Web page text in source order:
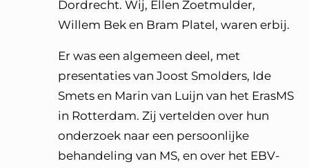
Dordrecht. Wij, Ellen Zoetmulder,
Willem Bek en Bram Platel, waren erbij.
Er was een algemeen deel, met
presentaties van Joost Smolders, Ide
Smets en Marin van Luijn van het ErasMS
in Rotterdam. Zij vertelden over hun
onderzoek naar een persoonlijke
behandeling van MS, en over het EBV-